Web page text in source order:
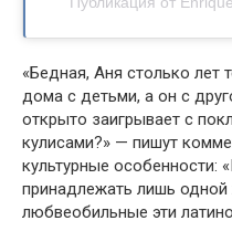
«Бедная, Аня столько лет
дома с детьми, а он с
открыто заигрывает с
кулисами?» — пишут
культурные особенности:
принадлежать лишь
любвеобильные эти